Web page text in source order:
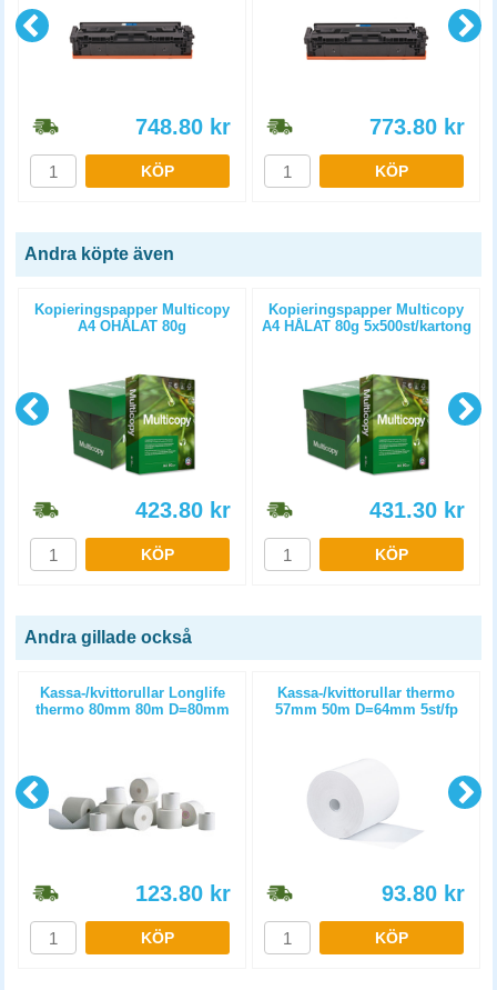
748.80 kr
KÖP
773.80 kr
KÖP
Andra köpte även
Kopieringspapper Multicopy
A4 OHÅLAT 80g
423.80 kr
KÖP
Kopieringspapper Multicopy
A4 HÅLAT 80g 5x500st/kartong
431.30 kr
KÖP
Andra gillade också
Kassa-/kvittorullar Longlife
thermo 80mm 80m D=80mm
123.80 kr
KÖP
Kassa-/kvittorullar thermo
57mm 50m D=64mm 5st/fp
93.80 kr
KÖP